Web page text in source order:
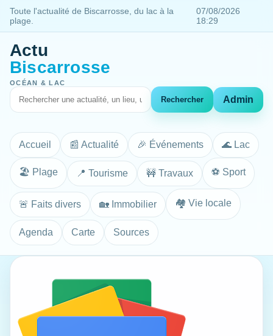
Toute l'actualité de Biscarrosse, du lac à la
plage.
07/08/2026
18:29
Actu
Biscarrosse
OCÉAN & LAC
Rechercher Admin
Accueil 📰 Actualité 🎉 Événements 🌊 Lac
🏖️ Plage 📍 Tourisme 🚧 Travaux ⚽ Sport
🚨 Faits divers 🏡 Immobilier 🏘️ Vie locale
Agenda Carte Sources